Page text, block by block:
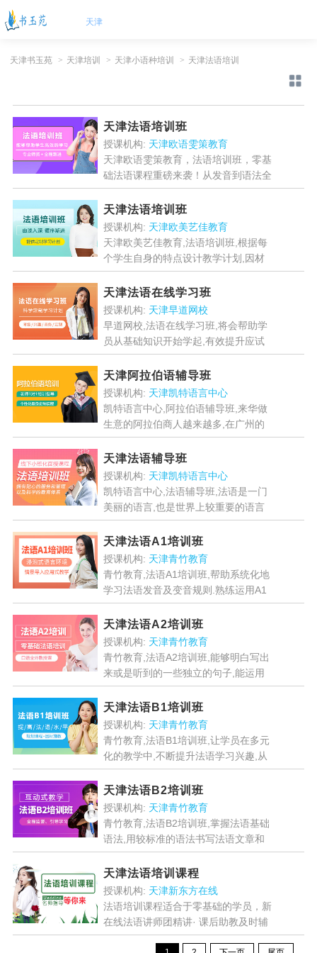
天津
天津书玉苑 > 天津培训 > 天津小语种培训 > 天津法语培训
天津法语培训班
授课机构: 天津欧语雯策教育
天津欧语雯策教育，法语培训班，零基
础法语课程重磅来袭！从发音到语法全
面教学，适合留学备考、职场提升等需
求。课程涵盖语音、词汇、口语写作及
法国文化，助你快速达到A...
天津法语培训班
授课机构: 天津欧美艺佳教育
天津欧美艺佳教育,法语培训班,根据每
个学生自身的特点设计教学计划,因材
施教,激发学生兴趣,以更好地达成法语
培训的目标,为学员带来有针对性的法
语教学....
[详情]
天津法语在线学习班
授课机构: 天津早道网校
早道网校,法语在线学习班,将会帮助学
员从基础知识开始学起,有效提升应试
综合能力,用学习成就感促进学员一步
步向前,学习法语更难知识点....
天津阿拉伯语辅导班
授课机构: 天津凯特语言中心
凯特语言中心,阿拉伯语辅导班,来华做
生意的阿拉伯商人越来越多,在广州的
荔湾区,白云区便活跃着大批的阿拉伯
商人和企业.为了满足学员要求,学校经
过精心准备,特别推出...[详情]
天津法语辅导班
授课机构: 天津凯特语言中心
凯特语言中心,法语辅导班,法语是一门
美丽的语言,也是世界上较重要的语言
之一,掌握法语可以让你更好地了解法
国文化,更好地与法国人交流,学习任何
一门语言,首先要掌握...[详情]
天津法语A1培训班
授课机构: 天津青竹教育
青竹教育,法语A1培训班,帮助系统化地
学习法语发音及变音规则.熟练运用A1
阶段中的语法知识.能够进行简单日常
对话,如自身介绍,时间,饭店等简单场景
下的口语表达....[详情]
天津法语A2培训班
授课机构: 天津青竹教育
青竹教育,法语A2培训班,能够明白写出
来或是听到的一些独立的句子,能运用
贴近自己生活的句子或者词语,能够讨
论一些简单而日常的事情.能用简单的
方式来表述自己的观点...
天津法语B1培训班
授课机构: 天津青竹教育
青竹教育,法语B1培训班,让学员在多元
化的教学中,不断提升法语学习兴趣,从
法语启蒙到进阶学习,不断夯实法语基
础知识,逐步提升法语能力奠定坚实的
基础,达到欧标B1...[详情]
天津法语B2培训班
授课机构: 天津青竹教育
青竹教育,法语B2培训班,掌握法语基础
语法,用较标准的语法书写法语文章和
日记,和外国人进行较为熟练的对话,让
学员达到欧标B2水平....
天津法语培训课程
授课机构: 天津新东方在线
法语培训课程适合于零基础的学员，新
在线法语讲师团精讲· 课后助教及时辅
导答疑· 多样课程适合不同法语学习目